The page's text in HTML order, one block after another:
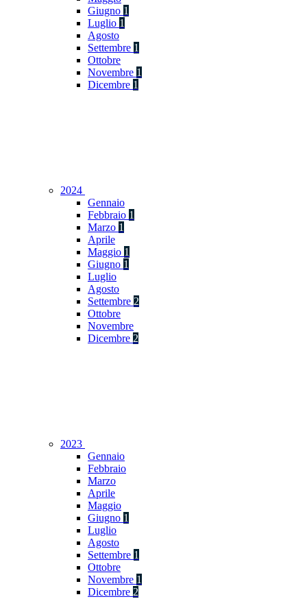
Giugno 1
Luglio 1
Agosto
Settembre 1
Ottobre
Novembre 1
Dicembre 1
2024
Gennaio
Febbraio 1
Marzo 1
Aprile
Maggio 1
Giugno 1
Luglio
Agosto
Settembre 2
Ottobre
Novembre
Dicembre 2
2023
Gennaio
Febbraio
Marzo
Aprile
Maggio
Giugno 1
Luglio
Agosto
Settembre 1
Ottobre
Novembre 1
Dicembre 2